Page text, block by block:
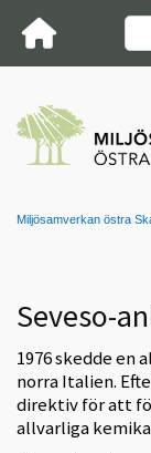
Miljösamverkan östra
Seveso-
1976 skedde en
norra Italien.
direktiv för att
allvarliga